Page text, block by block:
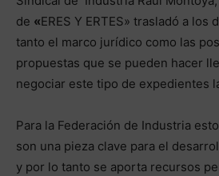
de «ERES Y ERTES» trasladó a los
tanto el marco jurídico como las
propuestas que se pueden hacer
negociar este tipo de expedientes
Para la Federación de Industria
son una pieza clave para el
y por lo tanto se aporta recursos